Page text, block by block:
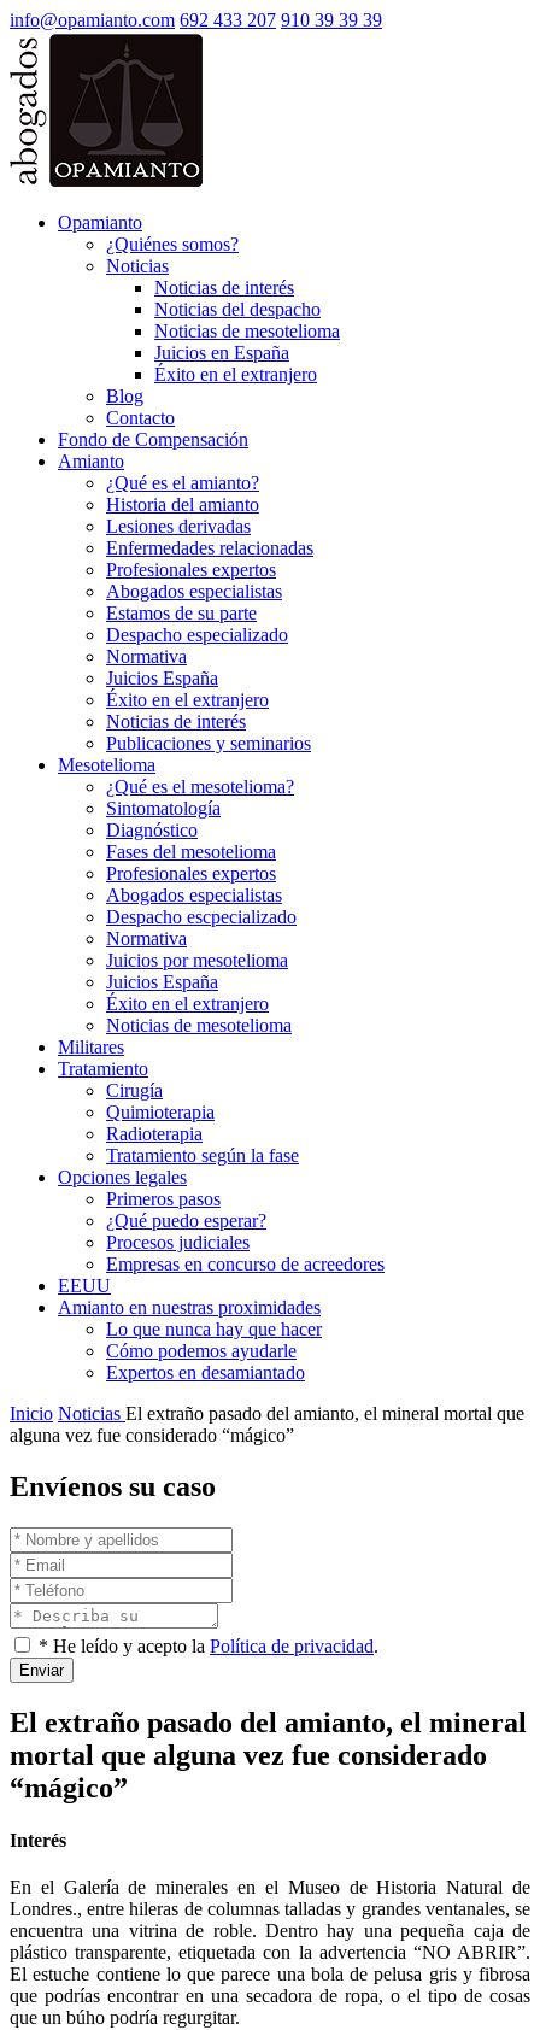
info@opamianto.com 692 433 207 910 39 39 39
Opamianto
¿Quiénes somos?
Noticias
Noticias de interés
Noticias del despacho
Noticias de mesotelioma
Juicios en España
Éxito en el extranjero
Blog
Contacto
Fondo de Compensación
Amianto
¿Qué es el amianto?
Historia del amianto
Lesiones derivadas
Enfermedades relacionadas
Profesionales expertos
Abogados especialistas
Estamos de su parte
Despacho especializado
Normativa
Juicios España
Éxito en el extranjero
Noticias de interés
Publicaciones y seminarios
Mesotelioma
¿Qué es el mesotelioma?
Sintomatología
Diagnóstico
Fases del mesotelioma
Profesionales expertos
Abogados especialistas
Despacho escpecializado
Normativa
Juicios por mesotelioma
Juicios España
Éxito en el extranjero
Noticias de mesotelioma
Militares
Tratamiento
Cirugía
Quimioterapia
Radioterapia
Tratamiento según la fase
Opciones legales
Primeros pasos
¿Qué puedo esperar?
Procesos judiciales
Empresas en concurso de acreedores
EEUU
Amianto en nuestras proximidades
Lo que nunca hay que hacer
Cómo podemos ayudarle
Expertos en desamiantado
Inicio Noticias El extraño pasado del amianto, el mineral mortal que
alguna vez fue considerado “mágico”
Envíenos su caso
* He leído y acepto la Política de privacidad.
Enviar
El extraño pasado del amianto, el mineral
mortal que alguna vez fue considerado
“mágico”
Interés
En el Galería de minerales en el Museo de Historia Natural de
Londres., entre hileras de columnas talladas y grandes ventanales, se
encuentra una vitrina de roble. Dentro hay una pequeña caja de
plástico transparente, etiquetada con la advertencia “NO ABRIR”.
El estuche contiene lo que parece una bola de pelusa gris y fibrosa
que podrías encontrar en una secadora de ropa, o el tipo de cosas
que un búho podría regurgitar.